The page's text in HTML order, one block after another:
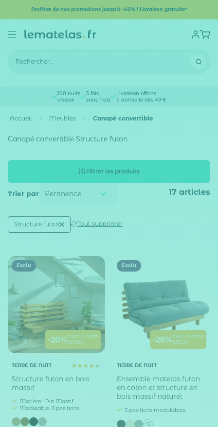
Profitez de nos promotions jusqu'à -40% ! Livraison gratuite*
100 nuits
d'essai
3 fois
sans frais
Livraison offerte
à domicile dès 49 €
Accueil Meubles Canapé convertible
Canapé convertible Structure futon
Filtrer les produits
Trier par 17 articles
Active filtering (1)
Type de meuble
Structure futon Tout supprimer
Exclu
-20%avec le code
ZEN20
TERRE DE NUIT
Structure futon en bois
massif
Matière : Pin Massif
Modulable: 3 positions
Exclu
-20%avec le code
ZEN20
TERRE DE NUIT
Ensemble matelas futon
en coton et structure en
bois massif naturel
3 positions modulables
+2